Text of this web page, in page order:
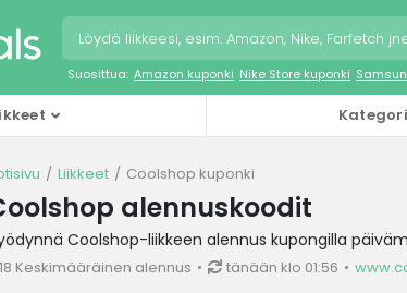
Suosittua: Amazon kuponki Nike Store kuponki
Liikkeet Coolshop kuponki
alennuskoodit
Coolshop-liikkeen alennus kupongilla
Keskimääräinen alennus tänään klo 01:56